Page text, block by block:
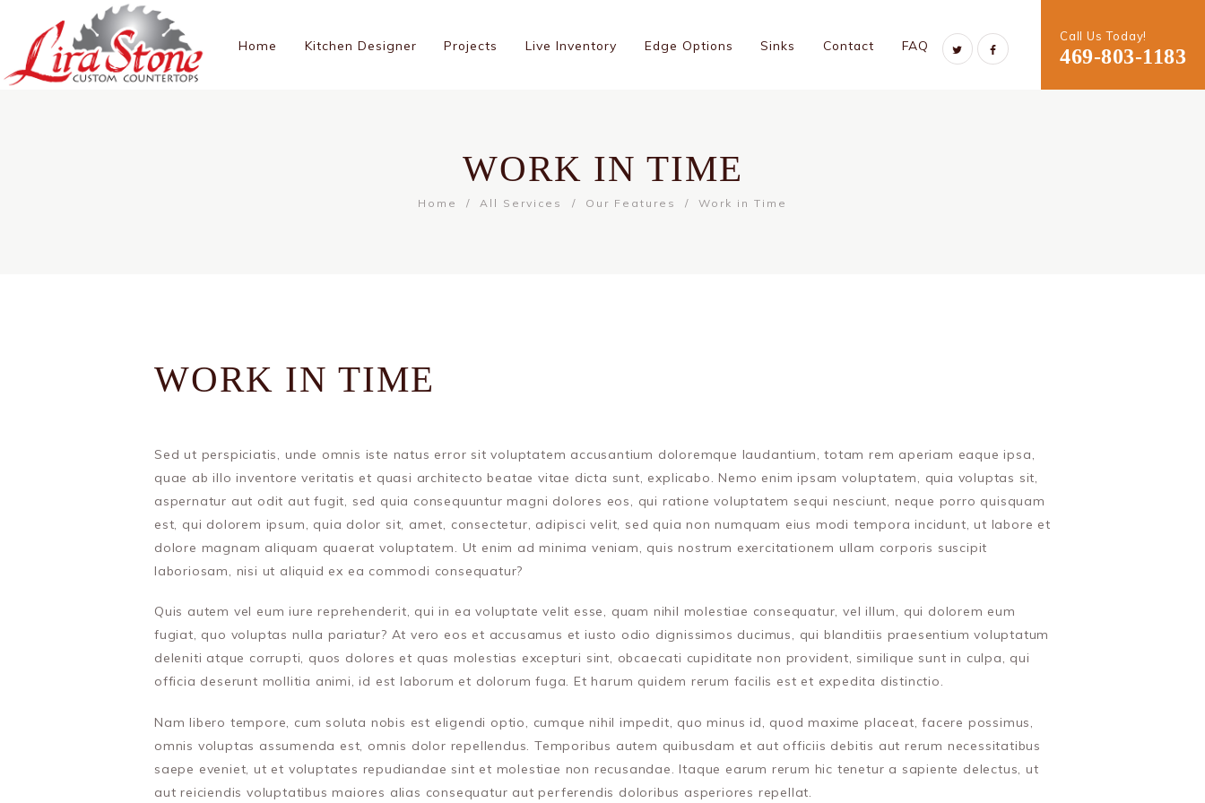
Call Us Today!
469-803-1183
Home Kitchen Designer Projects Live Inventory Edge Options Sinks Contact FAQ
WORK IN TIME
Home All Services Our Features Work in Time
WORK IN TIME
Sed ut perspiciatis, unde omnis iste natus error sit voluptatem accusantium doloremque laudantium, totam rem aperiam eaque ipsa,
quae ab illo inventore veritatis et quasi architecto beatae vitae dicta sunt, explicabo. Nemo enim ipsam voluptatem, quia voluptas sit,
aspernatur aut odit aut fugit, sed quia consequuntur magni dolores eos, qui ratione voluptatem sequi nesciunt, neque porro quisquam
est, qui dolorem ipsum, quia dolor sit, amet, consectetur, adipisci velit, sed quia non numquam eius modi tempora incidunt, ut labore et
dolore magnam aliquam quaerat voluptatem. Ut enim ad minima veniam, quis nostrum exercitationem ullam corporis suscipit
laboriosam, nisi ut aliquid ex ea commodi consequatur?
Quis autem vel eum iure reprehenderit, qui in ea voluptate velit esse, quam nihil molestiae consequatur, vel illum, qui dolorem eum
fugiat, quo voluptas nulla pariatur? At vero eos et accusamus et iusto odio dignissimos ducimus, qui blanditiis praesentium voluptatum
deleniti atque corrupti, quos dolores et quas molestias excepturi sint, obcaecati cupiditate non provident, similique sunt in culpa, qui
officia deserunt mollitia animi, id est laborum et dolorum fuga. Et harum quidem rerum facilis est et expedita distinctio.
Nam libero tempore, cum soluta nobis est eligendi optio, cumque nihil impedit, quo minus id, quod maxime placeat, facere possimus,
omnis voluptas assumenda est, omnis dolor repellendus. Temporibus autem quibusdam et aut officiis debitis aut rerum necessitatibus
saepe eveniet, ut et voluptates repudiandae sint et molestiae non recusandae. Itaque earum rerum hic tenetur a sapiente delectus, ut
aut reiciendis voluptatibus maiores alias consequatur aut perferendis doloribus asperiores repellat.